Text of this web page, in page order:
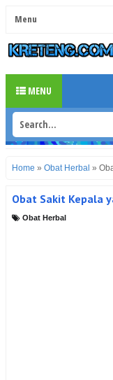
MENU
Home » Obat Herbal »
Obat Sakit Kepala
Obat Herbal